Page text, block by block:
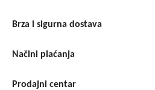
Brza i sigurna dostava
Načini plaćanja
Prodajni centar